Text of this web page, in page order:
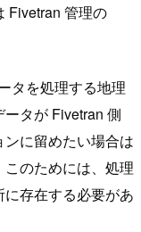
Fivetran 管理の
タを処理する地理
タが Fivetran 側
に留めたい場合は
のためには、処理
存在する必要があ